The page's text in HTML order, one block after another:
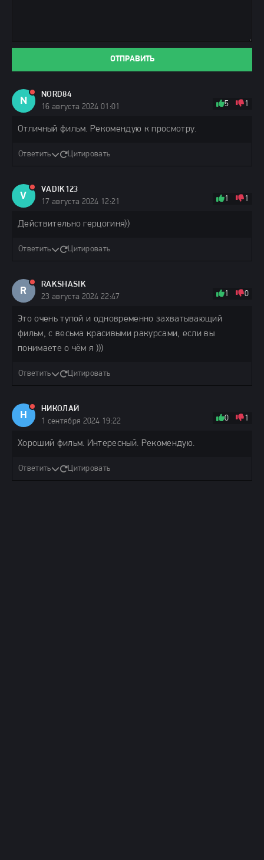
ОТПРАВИТЬ
N
NORD84
16 августа 2024 01:01
5 1
Отличный фильм. Рекомендую к просмотру.
Ответить Цитировать
V
VADIK123
17 августа 2024 12:21
1 1
Действительно герцогиня))
Ответить Цитировать
R
RAKSHASIK
23 августа 2024 22:47
1 0
Это очень тупой и одновременно захватывающий
фильм, с весьма красивыми ракурсами, если вы
понимаете о чём я )))
Ответить Цитировать
Н
НИКОЛАЙ
1 сентября 2024 19:22
0 1
Хороший фильм. Интересный. Рекомендую.
Ответить Цитировать